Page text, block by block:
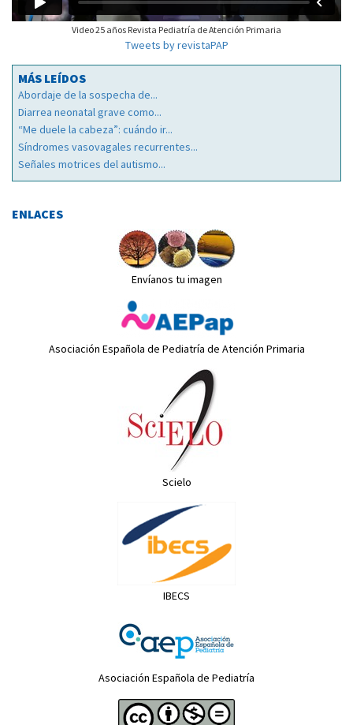
Video 25 años Revista Pediatría de Atención Primaria
Tweets by revistaPAP
MÁS LEÍDOS
Abordaje de la sospecha de...
Diarrea neonatal grave como...
“Me duele la cabeza”: cuándo ir...
Síndromes vasovagales recurrentes...
Señales motrices del autismo...
ENLACES
Envíanos tu imagen
Asociación Española de Pediatría de Atención Primaria
Scielo
IBECS
Asociación Española de Pediatría